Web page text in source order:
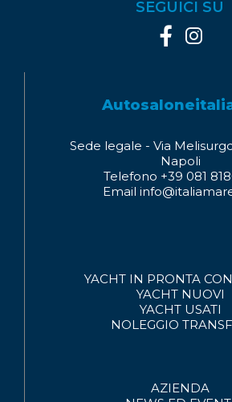
SEGUICI SU
Sede legale - Via
Napoli
Telefono +39 081
Email
YACHT IN PRONTA
YACHT NUOVI
YACHT USATI
NOLEGGIO
AZIENDA